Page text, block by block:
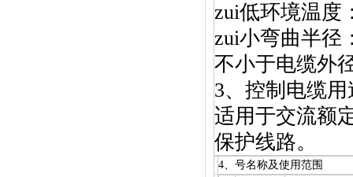
zui低环境温度
zui小弯曲半径
不小于电缆外
3、控制电缆用途
适用于交流额
保护线路。
4、 号名称及使用范围